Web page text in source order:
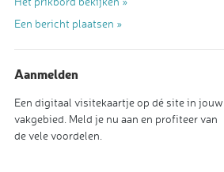
Een bericht plaatsen »
Aanmelden
Een digitaal visitekaartje op dé site in jouw
vakgebied. Meld je nu aan en profiteer van
de vele voordelen.